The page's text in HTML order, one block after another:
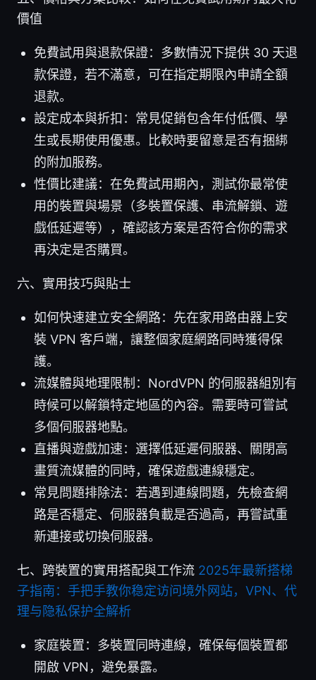
價值
免費試用與退款保證：多數情況下提供 30 天退
款保證，若不滿意，可在指定期限內申請全額
退款。
設定成本與折扣：常見促銷包含年付低價、學
生或長期使用優惠。比較時要留意是否有捆綁
的附加服務。
性價比建議：在免費試用期內，測試你最常使
用的裝置與場景（多裝置保護、串流解鎖、遊
戲低延遲等），確認該方案是否符合你的需求
再決定是否購買。
六、實用技巧與貼士
如何快速建立安全網路：先在家用路由器上安
裝 VPN 客戶端，讓整個家庭網路同時獲得保
護。
流媒體與地理限制：NordVPN 的伺服器組別有
時候可以解鎖特定地區的內容。需要時可嘗試
多個伺服器地點。
直播與遊戲加速：選擇低延遲伺服器、關閉高
畫質流媒體的同時，確保遊戲連線穩定。
常見問題排除法：若遇到連線問題，先檢查網
路是否穩定、伺服器負載是否過高，再嘗試重
新連接或切換伺服器。
七、跨裝置的實用搭配與工作流 2025年最新搭梯
子指南：手把手教你稳定访问境外网站，VPN、代
理与隐私保护全解析
家庭裝置：多裝置同時連線，確保每個裝置都
開啟 VPN，避免暴露。